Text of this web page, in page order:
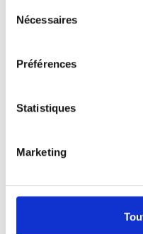
Nécessaires
Préférences
Statistiques
Marketing
Pour répondre aux